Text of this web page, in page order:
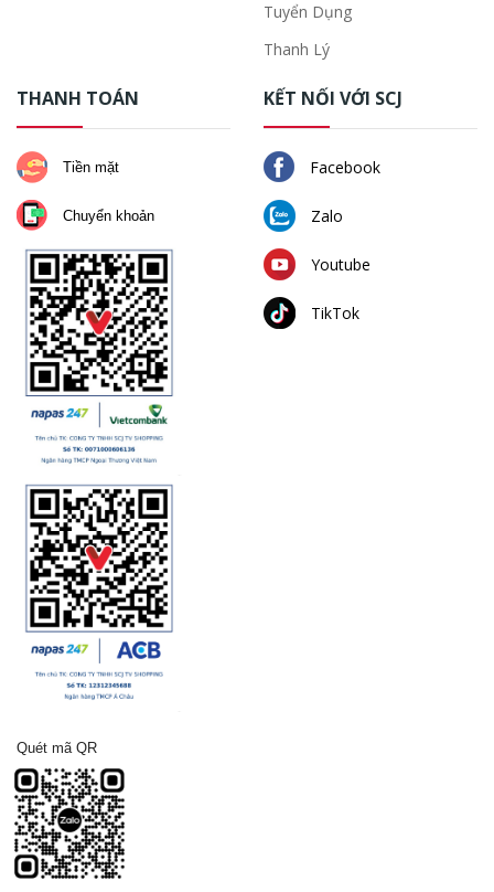
Tuyển Dụng
Thanh Lý
THANH TOÁN
Tiền mặt
Chuyển khoản
KẾT NỐI VỚI SCJ
Facebook
Zalo
Youtube
TikTok
Quét mã QR